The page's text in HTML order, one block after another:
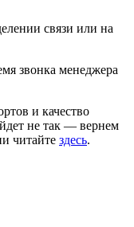
связи или на
звонка менеджера
и качество
не так — вернем
читайте здесь.